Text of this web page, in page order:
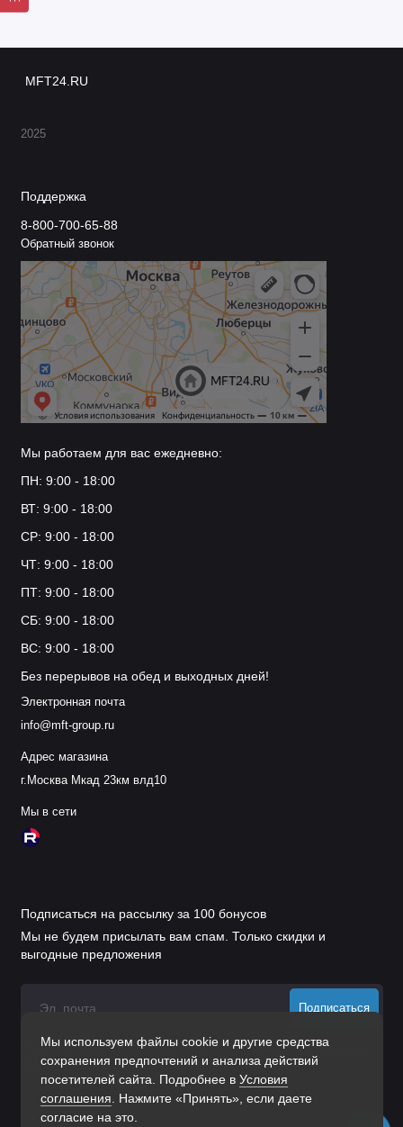
Мы используем файлы cookie и другие средства
сохранения предпочтений и анализа действий
посетителей сайта. Подробнее в Условия
соглашения . Нажмите «Принять», если даете
согласие на это.
MFT24.RU
2025
Поддержка
8-800-700-65-88
Обратный звонок
Мы работаем для вас ежедневно:
ПН: 9:00 - 18:00
ВТ: 9:00 - 18:00
СР: 9:00 - 18:00
ЧТ: 9:00 - 18:00
ПТ: 9:00 - 18:00
СБ: 9:00 - 18:00
ВС: 9:00 - 18:00
Без перерывов на обед и выходных дней!
Электронная почта
info@mft-group.ru
Адрес магазина
г.Москва Мкад 23км влд10
Мы в сети
Подписаться на рассылку за 100 бонусов
Мы не будем присылать вам спам. Только скидки и
выгодные предложения
Подписаться
Нажимая на кнопку «Подписаться», Вы даетесогласие на
обработку персональных данных.